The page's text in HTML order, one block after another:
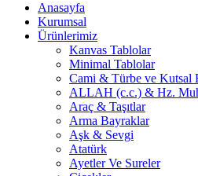
Anasayfa
Kurumsal
Ürünlerimiz
Kanvas Tablolar
Minimal Tablolar
Cami & Türbe ve Kutsal
ALLAH (c.c.) & Hz.
Araç & Taşıtlar
Arma Bayraklar
Aşk & Sevgi
Atatürk
Ayetler Ve Sureler